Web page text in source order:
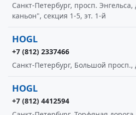
Санкт-Петербург, просп.
каньон", секция 1-5, эт. 1-й
HOGL
+7 (812) 2337466
Санкт-Петербург, Большой просп.,
HOGL
+7 (812) 4412594